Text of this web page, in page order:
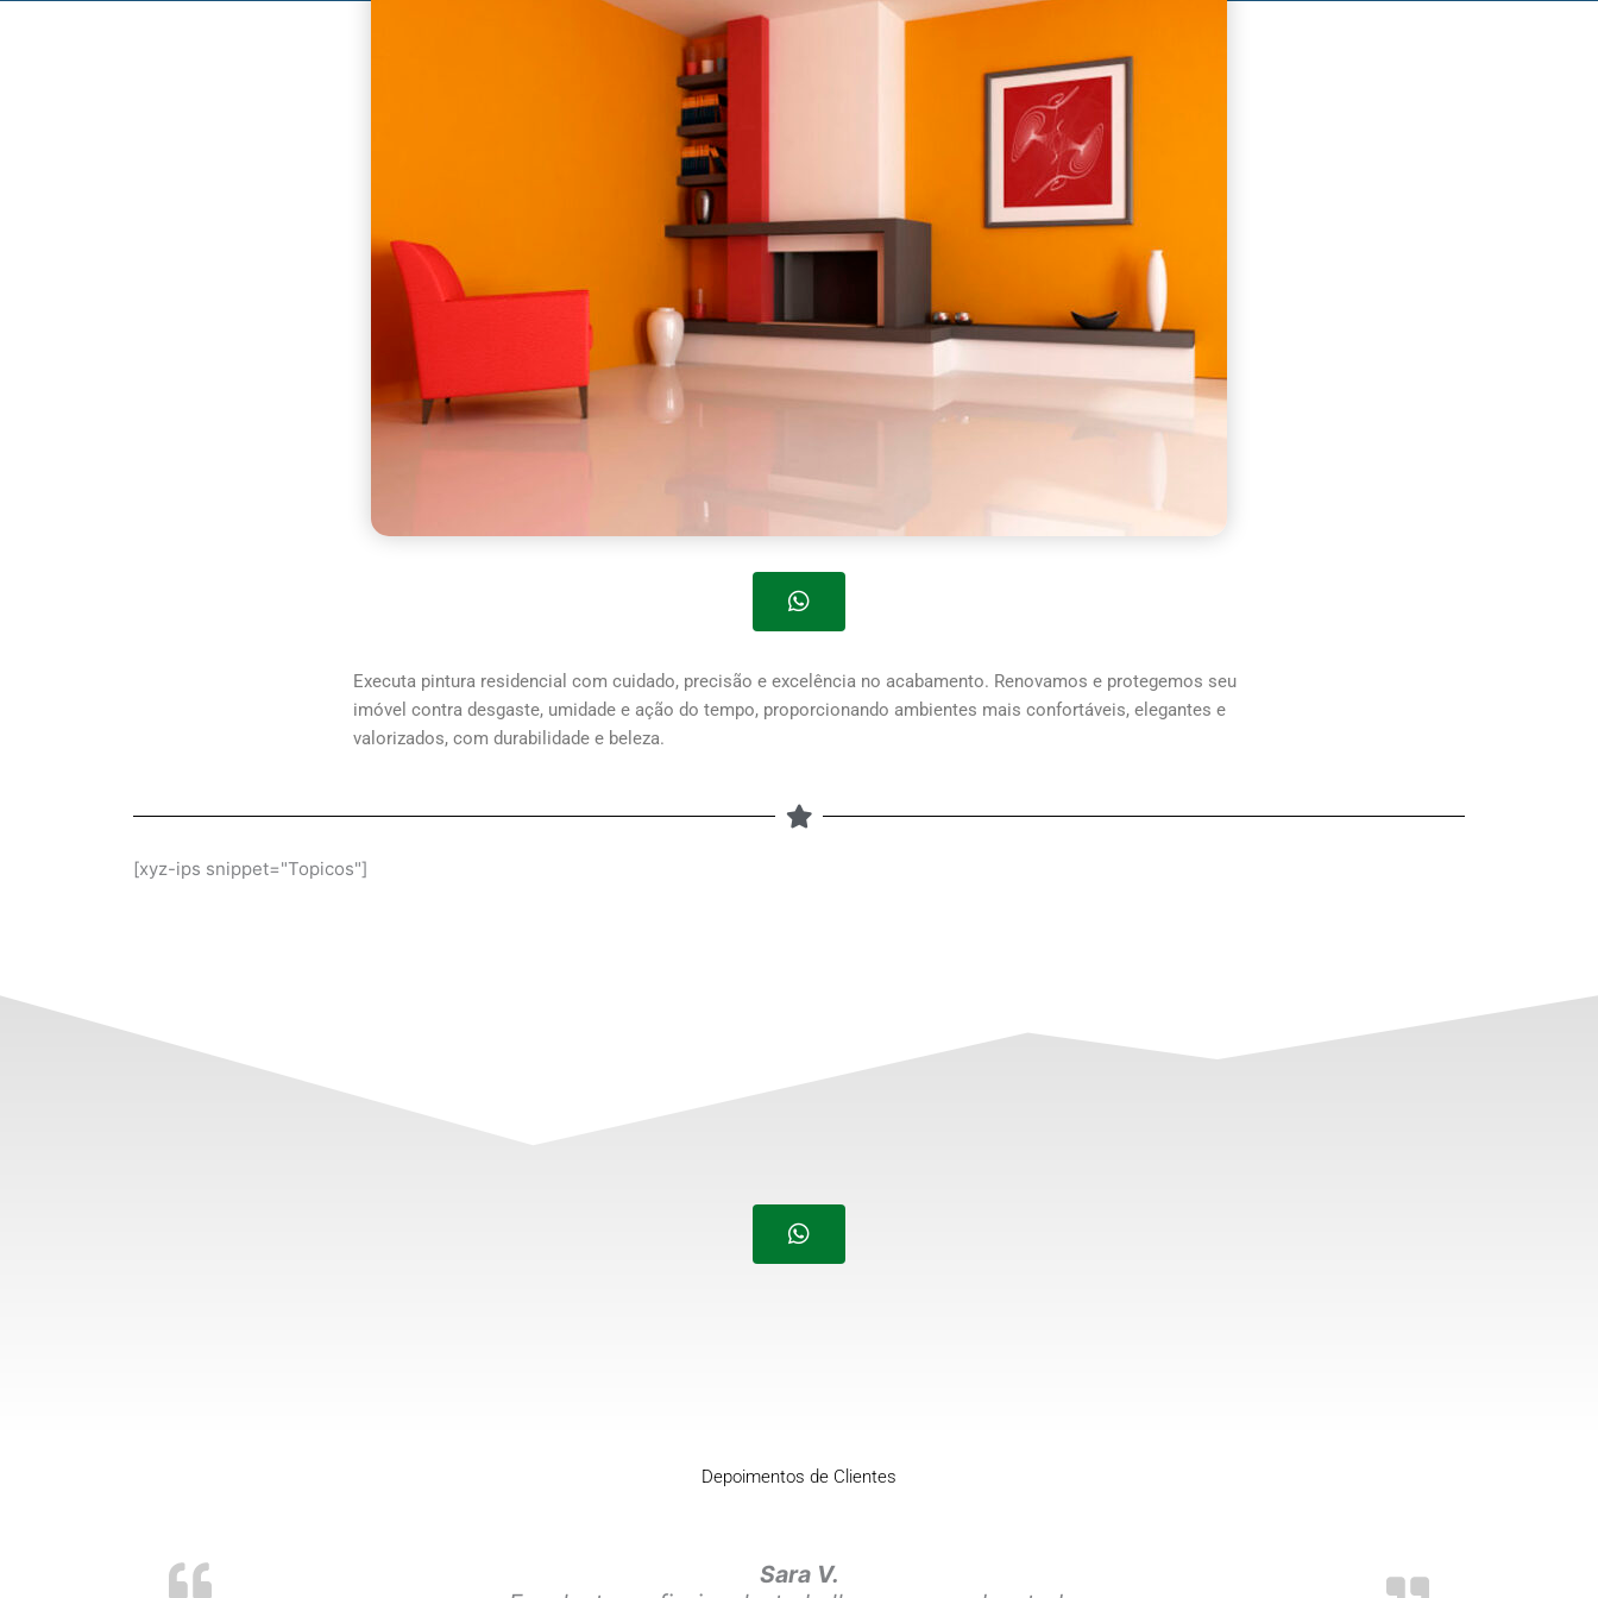
Executa pintura residencial com cuidado, precisão e excelência no acabamento. Renovamos e protegemos seu
imóvel contra desgaste, umidade e ação do tempo, proporcionando ambientes mais confortáveis, elegantes e
valorizados, com durabilidade e beleza.
[xyz-ips snippet="Topicos"]
Depoimentos de Clientes
Sara V.